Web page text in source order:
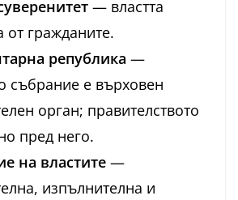
— властта
от гражданите.
република —
събрание е върховен
орган; правителството
пред него.
на властите —
изпълнителна и